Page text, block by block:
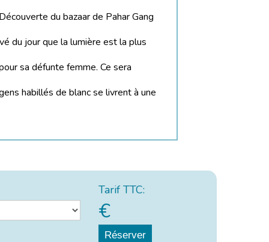
du bazaar de Pahar Gang
du jour que la lumière est la plus
sa défunte femme. Ce sera
habillés de blanc se livrent à une
Tarif TTC:
€
Réserver